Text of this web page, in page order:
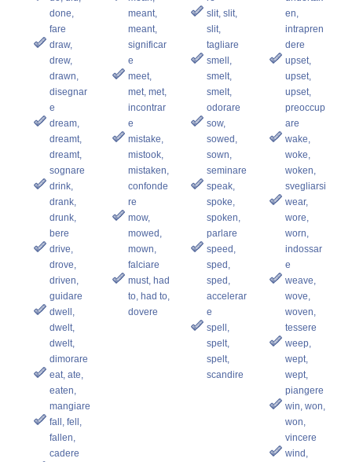
done,
fare
draw,
drew,
drawn,
disegnar
e
dream,
dreamt,
dreamt,
sognare
drink,
drank,
drunk,
bere
drive,
drove,
driven,
guidare
dwell,
dwelt,
dwelt,
dimorare
eat, ate,
eaten,
mangiare
fall, fell,
fallen,
cadere
meant,
meant,
significar
e
meet,
met, met,
incontrar
e
mistake,
mistook,
mistaken,
confonde
re
mow,
mowed,
mown,
falciare
must, had
to, had to,
dovere
slit, slit,
slit,
tagliare
smell,
smelt,
smelt,
odorare
sow,
sowed,
sown,
seminare
speak,
spoke,
spoken,
parlare
speed,
sped,
sped,
accelerar
e
spell,
spelt,
spelt,
scandire
en,
intrapren
dere
upset,
upset,
upset,
preoccup
are
wake,
woke,
woken,
svegliarsi
wear,
wore,
worn,
indossar
e
weave,
wove,
woven,
tessere
weep,
wept,
wept,
piangere
win, won,
won,
vincere
wind,